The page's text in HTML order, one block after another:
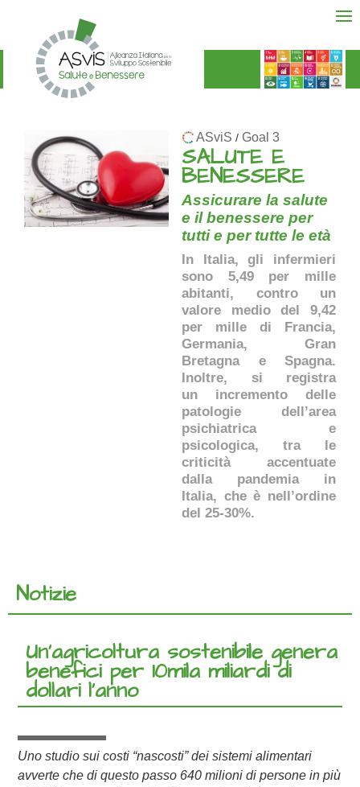
ASviS / Goal 3
SALUTE E
BENESSERE
Assicurare la salute
e il benessere per
tutti e per tutte le età
In Italia, gli infermieri
sono 5,49 per mille
abitanti, contro un
valore medio del 9,42
per mille di Francia,
Germania, Gran
Bretagna e Spagna.
Inoltre, si registra
un incremento delle
patologie dell’area
psichiatrica e
psicologica, tra le
criticità accentuate
dalla pandemia in
Italia, che è nell’ordine
del 25-30%.
Notizie
Un’agricoltura sostenibile genera
benefici per 10mila miliardi di
dollari l’anno
Uno studio sui costi “nascosti” dei sistemi alimentari
avverte che di questo passo 640 milioni di persone in più